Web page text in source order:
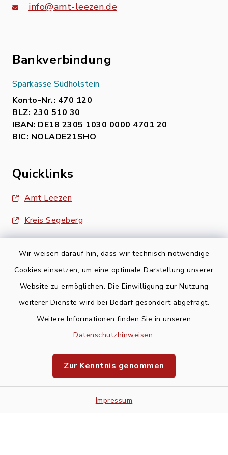
Wir weisen darauf hin, dass wir technisch notwendige
Cookies einsetzen, um eine optimale Darstellung unserer
Website zu ermöglichen. Die Einwilligung zur Nutzung
weiterer Dienste wird bei Bedarf gesondert abgefragt.
Weitere Informationen finden Sie in unseren
Datenschutzhinweisen.
Zur Kenntnis genommen
Impressum
info@amt-leezen.de
Bankverbindung
Sparkasse Südholstein
Konto-Nr.: 470 120
BLZ: 230 510 30
IBAN: DE18 2305 1030 0000 4701 20
BIC: NOLADE21SHO
Quicklinks
Amt Leezen
Kreis Segeberg
Barrierefreiheit
Impressum
Sitemap